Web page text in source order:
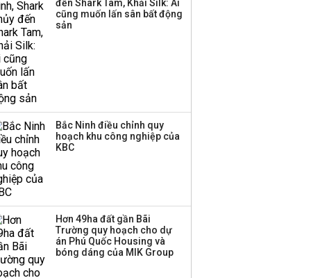
đến Shark Tam, Khải Silk: Ai
cũng muốn lấn sân bất động
sản
Bắc Ninh điều chỉnh quy
hoạch khu công nghiệp của
KBC
Hơn 49ha đất gần Bãi
Trường quy hoạch cho dự
án Phú Quốc Housing và
bóng dáng của MIK Group